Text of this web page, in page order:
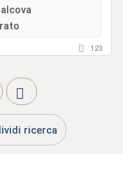
alcova
123
ricerca